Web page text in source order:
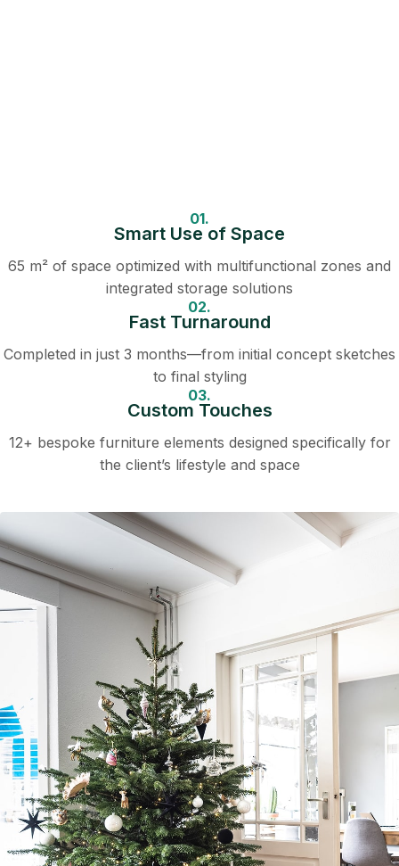
01.
Smart Use of Space
65 m² of space optimized with multifunctional zones and
integrated storage solutions
02.
Fast Turnaround
Completed in just 3 months—from initial concept sketches
to final styling
03.
Custom Touches
12+ bespoke furniture elements designed specifically for
the client’s lifestyle and space